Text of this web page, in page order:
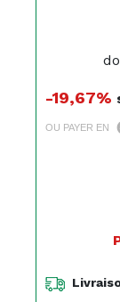
-19,67%
OU PAYER EN